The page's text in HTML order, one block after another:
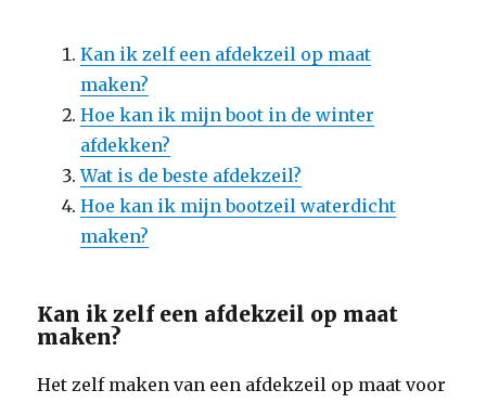
Kan ik zelf een afdekzeil op maat
maken?
Hoe kan ik mijn boot in de winter
afdekken?
Wat is de beste afdekzeil?
Hoe kan ik mijn bootzeil waterdicht
maken?
Kan ik zelf een afdekzeil op maat
maken?
Het zelf maken van een afdekzeil op maat voor